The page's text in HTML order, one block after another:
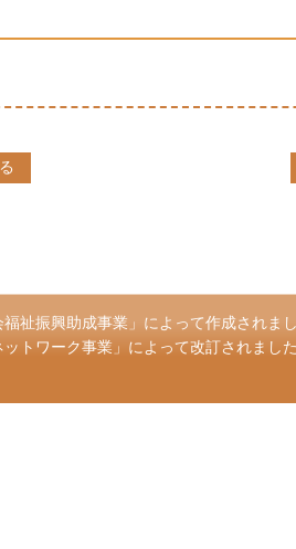
祉振興助成事業」によって作成されまし
トワーク事業」によって改訂されました